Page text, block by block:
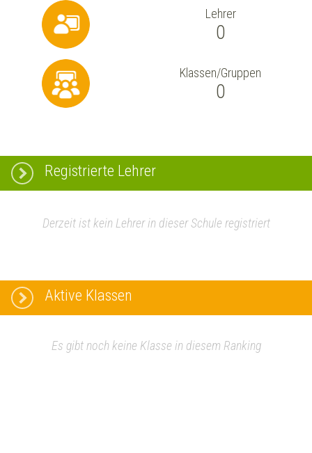
Lehrer
0
Klassen/Gruppen
0
Registrierte Lehrer
Derzeit ist kein Lehrer in dieser Schule registriert
Aktive Klassen
Es gibt noch keine Klasse in diesem Ranking